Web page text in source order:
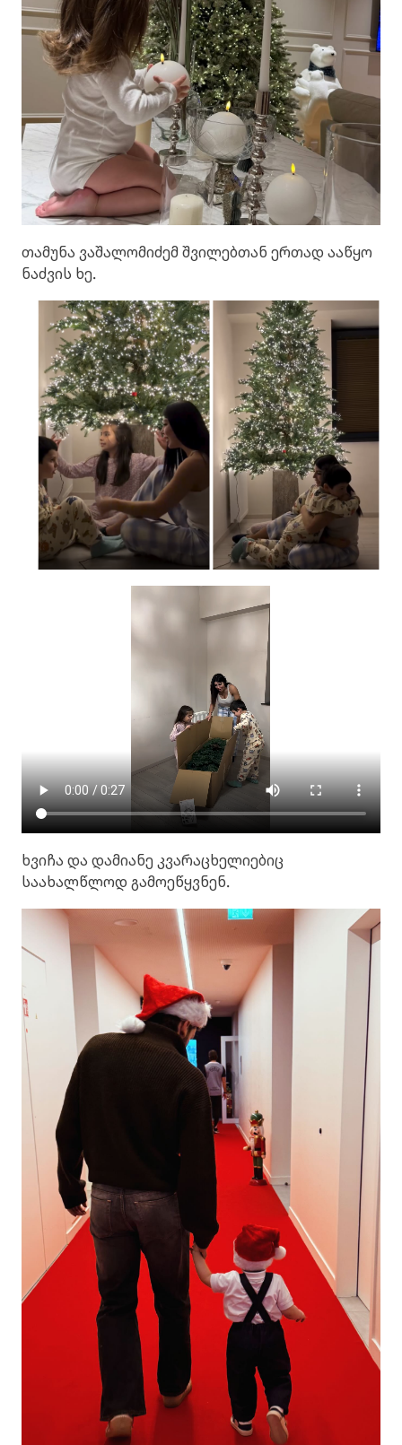
თამუნა ვაშალომიძემ შვილებთან ერთად ააწყო
ნაძვის ხე.
ხვიჩა და დამიანე კვარაცხელიებიც
საახალწლოდ გამოეწყვნენ.